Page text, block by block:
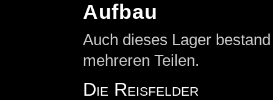
Aufbau
Auch dieses Lager
mehreren Teilen.
Die Reisfelder